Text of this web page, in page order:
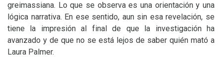
greimassiana. Lo que se observa es una orientación y una
lógica narrativa. En ese sentido, aun sin esa revelación, se
tiene la impresión al final de que la investigación ha
avanzado y de que no se está lejos de saber quién mató a
Laura Palmer.